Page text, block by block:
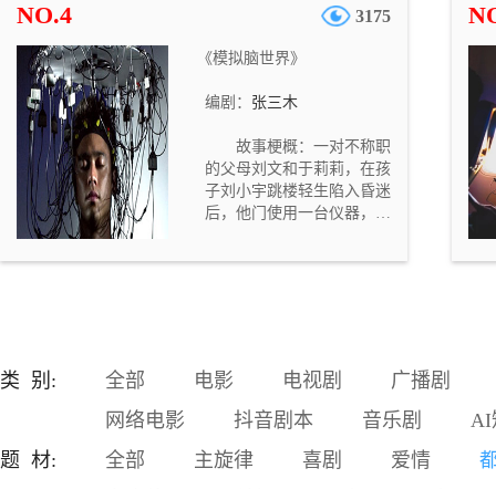
不爽。中学时，郭艳和马延
川一直暗恋着郭艳。刘国强
是因为父亲住院，需要大笔
自己平时很不喜欢的暴发户
同学（马延川）借钱。结
果，刘国强觉得越来越不
爽，他对借钱这事儿感到后
NO.4 3175
《模拟脑世界》
编剧： 张三木
故事梗概：一对不称职
的父母刘文和于莉莉，在孩
子刘小宇跳楼轻生陷入昏迷
后，他门使用一台仪器，进
的意识消失之前，重新唤醒
随着社会的发展，家长们望
子成龙的心情越来越迫切，
这种急切的心情强加给孩
子，从而造成了很多无法挽
回的悲剧。如果再给发生悲
类 别: 全部 电影 电视剧
广播剧
网络电影
抖音剧本 音乐剧
AI
题 材:
全部 主旋律 喜剧 爱情